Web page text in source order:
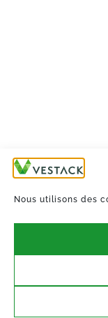
Nous utilisons des